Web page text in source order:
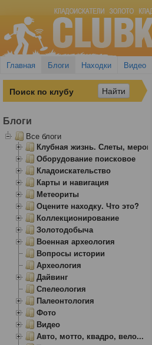
Главная Блоги Находки Видео
Блоги
Все блоги
Клубная жизнь. Слеты,
Оборудование поисковое
Кладоискательство
Карты и навигация
Метеориты
Оцените находку. Что это?
Коллекционирование
Золотодобыча
Военная археология
Вопросы истории
Археология
Дайвинг
Спелеология
Палеонтология
Фото
Видео
Авто, мотто, квадро, вело...